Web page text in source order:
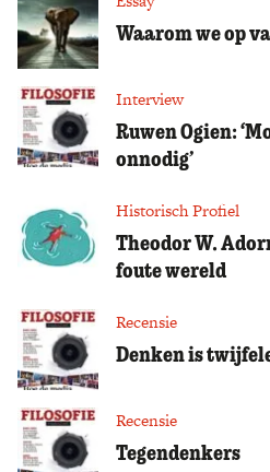
Waarom we op
Interview
Ruwen Ogien:
onnodig’
Historisch Profiel
Theodor W.
foute wereld
Recensie
Denken is
Recensie
Tegendenkers